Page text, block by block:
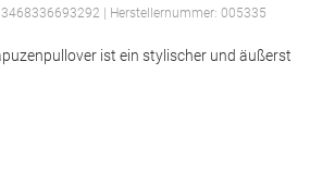
3468336693292 | Herstellernummer: 005335
ist ein stylischer und äußerst